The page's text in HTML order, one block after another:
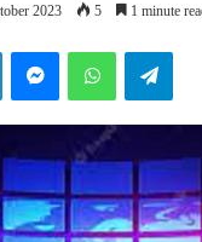
2023 5 1 minute
LinkedInMessengerWhatsApp